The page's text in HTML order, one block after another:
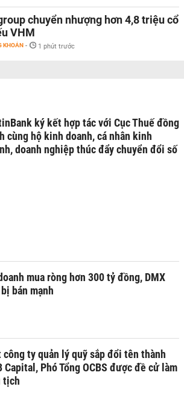
chuyển nhượng hơn 4,8 triệu cổ
VHM
KHOÁN - 1 phút trước
ký kết hợp tác với Cục Thuế đồng
cùng hộ kinh doanh, cá nhân kinh
doanh nghiệp thúc đẩy chuyển đổi số
mua ròng hơn 300 tỷ đồng, DMX
bán mạnh
công ty quản lý quỹ sắp đổi tên thành
Capital, Phó Tổng OCBS được đề cử làm
tịch